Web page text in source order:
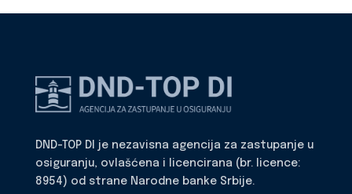
DND-TOP DI je nezavisna agencija za zastupanje u
osiguranju, ovlašćena i licencirana (br. licence:
8954) od strane Narodne banke Srbije.